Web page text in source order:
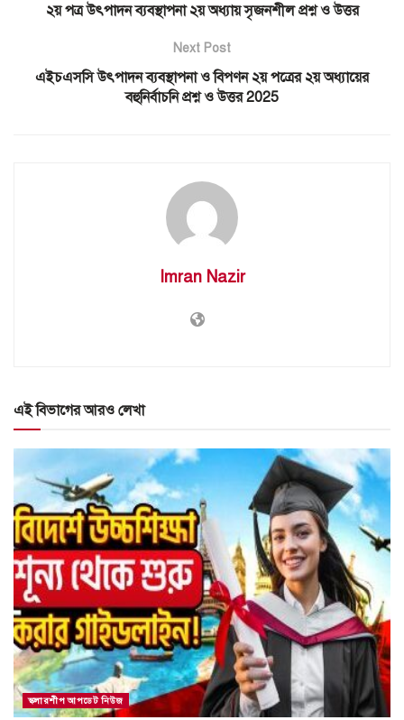
২য় পত্র উৎপাদন ব্যবস্থাপনা ২য় অধ্যায় সৃজনশীল প্রশ্ন ও উত্তর
Next Post
এইচএসসি উৎপাদন ব্যবস্থাপনা ও বিপণন ২য় পত্রের ২য় অধ্যায়ের
বহুনির্বাচনি প্রশ্ন ও উত্তর 2025
Imran Nazir
এই বিভাগের আরও লেখা
স্কলারশীপ আপডেট নিউজ